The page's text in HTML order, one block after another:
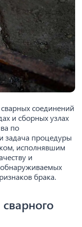
соединений
и сборных узлах
по
задача процедуры
исполнявшим
и
обнаруживаемых
брака.